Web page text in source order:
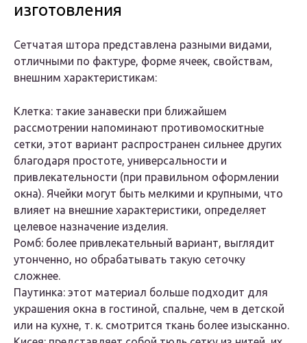
изготовления
Сетчатая штора представлена разными видами,
отличными по фактуре, форме ячеек, свойствам,
внешним характеристикам:
Клетка: такие занавески при ближайшем
рассмотрении напоминают противомоскитные
сетки, этот вариант распространен сильнее других
благодаря простоте, универсальности и
привлекательности (при правильном оформлении
окна). Ячейки могут быть мелкими и крупными, что
влияет на внешние характеристики, определяет
целевое назначение изделия.
Ромб: более привлекательный вариант, выглядит
утонченно, но обрабатывать такую сеточку
сложнее.
Паутинка: этот материал больше подходит для
украшения окна в гостиной, спальне, чем в детской
или на кухне, т. к. смотрится ткань более изысканно.